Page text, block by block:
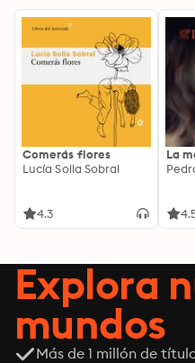
Comerás flores
Lucía Solla Sobral
4.3
La
Explora
mundos
Más de 1 millón de